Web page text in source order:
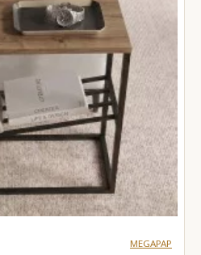
MEGAPAP